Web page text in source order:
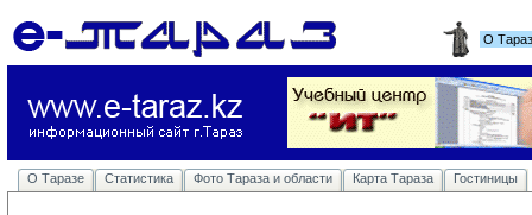
О
О Таразе Статистика Фото Тараза и области Карта Тараза Гостиницы